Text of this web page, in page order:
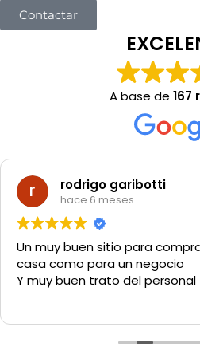
Contactar
A base de 167
rodrigo garibotti
hace 6 meses
Un muy buen sitio para
casa como para un negocio
Y muy buen trato del personal